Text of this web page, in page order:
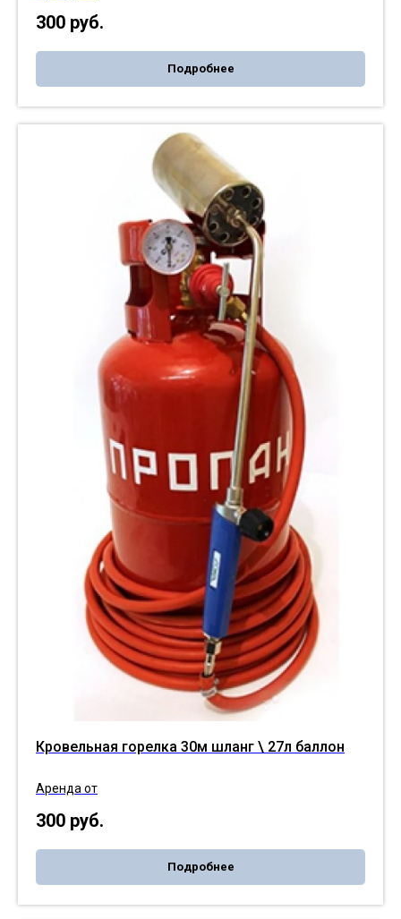
300 руб.
Подробнее
Кровельная горелка 30м шланг \ 27л баллон
Аренда от
300 руб.
Подробнее